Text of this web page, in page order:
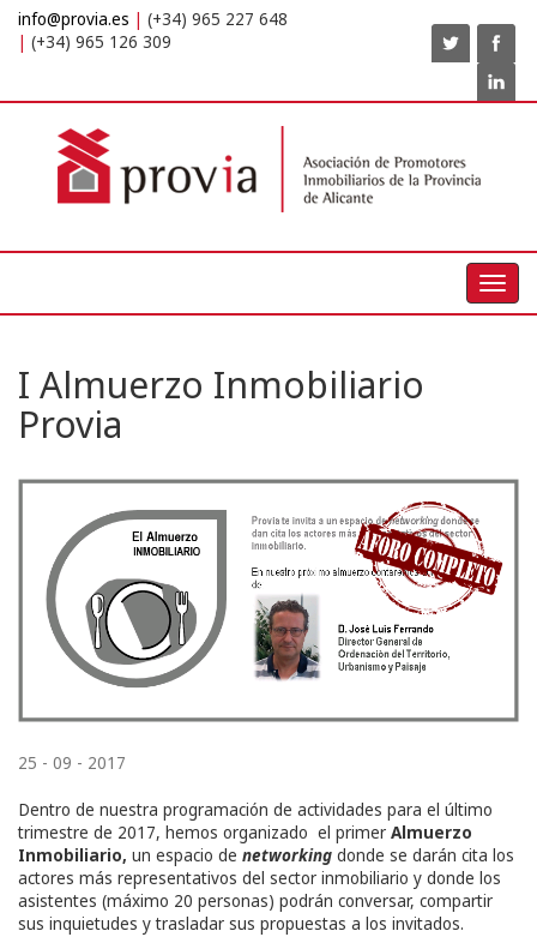
info@provia.es
(+34) 965 227 648
(+34) 965 126 309
I Almuerzo Inmobiliario
Provia
25 - 09 - 2017
Dentro de nuestra programación de actividades para el último
trimestre de 2017, hemos organizado el primer Almuerzo
Inmobiliario, un espacio de networking donde se darán cita los
actores más representativos del sector inmobiliario y donde los
asistentes (máximo 20 personas) podrán conversar, compartir
sus inquietudes y trasladar sus propuestas a los invitados.